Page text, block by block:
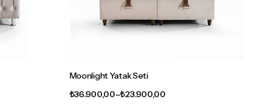
Moonlight Yatak Seti
₺23.900,00
–
₺36.900,00
Fiyat